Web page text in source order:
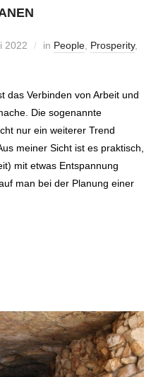
2022 in People, Prosperity,
das Verbinden von Arbeit und
Die sogenannte
nur ein weiterer Trend
meiner Sicht ist es praktisch,
mit etwas Entspannung
man bei der Planung einer